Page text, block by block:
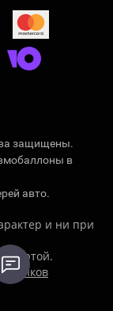
защищены.
в
авто.
и ни при
офертой.